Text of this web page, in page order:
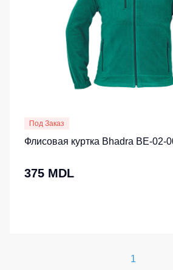
Под Заказ
Флисовая куртка Bhadra BE-02-
375 MDL
1